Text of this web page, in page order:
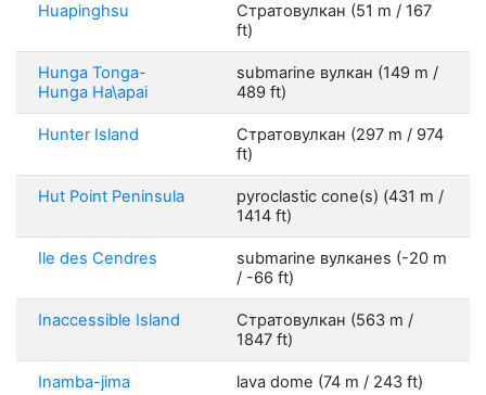
Huapinghsu
Стратовулкан (51 m / 167
ft)
Hunga Tonga-
Hunga Ha\apai
submarine вулкан (149 m /
489 ft)
Hunter Island
Стратовулкан (297 m / 974
ft)
Hut Point Peninsula
pyroclastic cone(s) (431 m /
1414 ft)
Ile des Cendres
submarine вулканes (-20 m
/ -66 ft)
Inaccessible Island
Стратовулкан (563 m /
1847 ft)
Inamba-jima lava dome (74 m / 243 ft)